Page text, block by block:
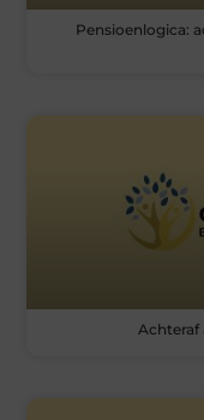
Pensioenlogica:
Achteraf